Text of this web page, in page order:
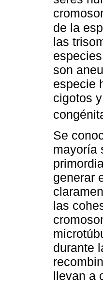
de la
las
son
especie
cigotos
Se
mayoría
generar
las
durante
llevan a